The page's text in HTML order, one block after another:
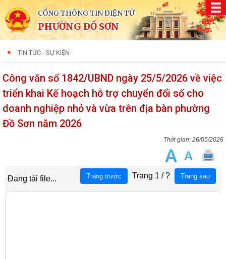
CỔNG THÔNG TIN ĐIỆN TỬ
PHƯỜNG ĐỒ SƠN
TIN TỨC - SỰ KIỆN
Công văn số 1842/UBND ngày 25/5/2026 về việc
triển khai Kế hoạch hỗ trợ chuyển đổi số cho
doanh nghiệp nhỏ và vừa trên địa bàn phường
Đồ Sơn năm 2026
26/05/2026